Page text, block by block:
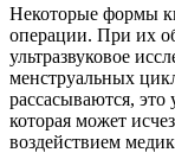
Некоторые формы
операции. При их
ультразвуковое
менструальных
рассасываются,
которая может
воздействием